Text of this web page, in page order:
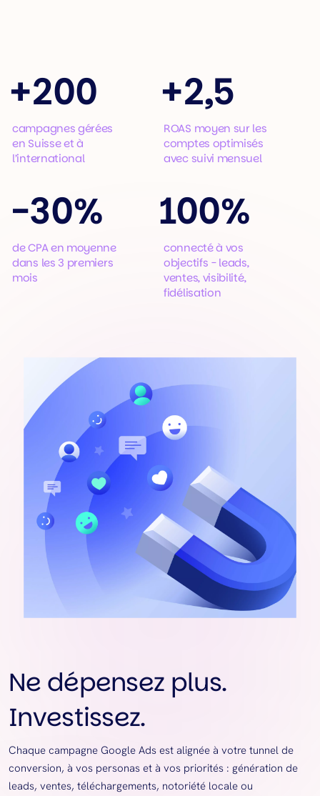
+200
campagnes gérées
en Suisse et à
l’international
+2,5
ROAS moyen sur les
comptes optimisés
avec suivi mensuel
-30%
de CPA en moyenne
dans les 3 premiers
mois
100%
connecté à vos
objectifs - leads,
ventes, visibilité,
fidélisation
Ne dépensez plus.
Investissez.
Chaque campagne Google Ads est alignée à votre tunnel de
conversion, à vos personas et à vos priorités : génération de
leads, ventes, téléchargements, notoriété locale ou